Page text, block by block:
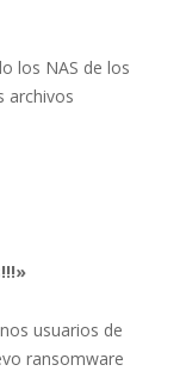
los NAS de los
archivos
usuarios de
ransomware